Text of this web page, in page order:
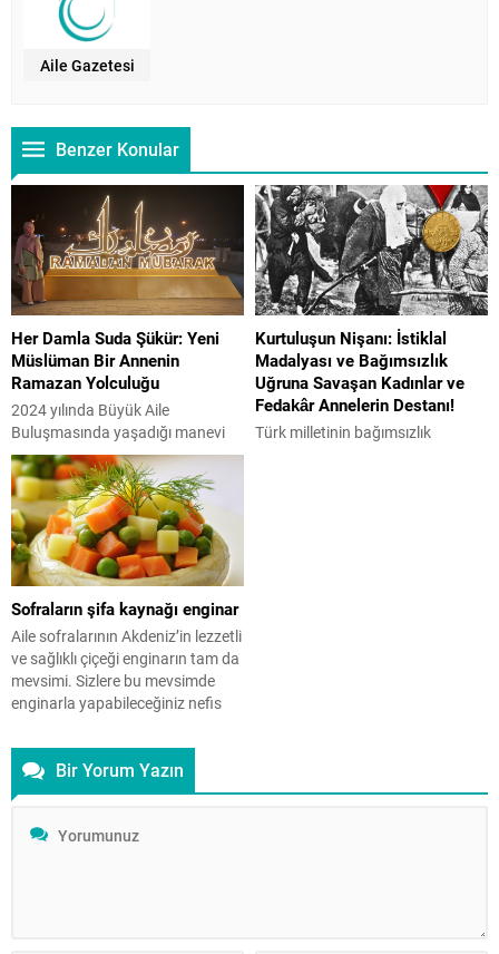
Aile Gazetesi
Benzer Konular
Her Damla Suda Şükür: Yeni
Müslüman Bir Annenin
Ramazan Yolculuğu
2024 yılında Büyük Aile
Buluşmasında yaşadığı manevi
dönüşüm sürecini anlatan Macar
aktivist Reka Szilagyi, Ramazan
ayı ve orucun hayatındaki
anlamını, aile bağları üzerindeki
etkisini Aile Gazetesi’ne anlattı.
“Ramazan Bize Her Damla Suda,
Her Nefeste Allah’a Şükretmeyi
Öğretir” Müslüman olmadan önce
Ramazan ve oruç hakkında ne
düşünüyordunuz? Şimdi, sizin için
ne...
Kurtuluşun Nişanı: İstiklal
Madalyası ve Bağımsızlık
Uğruna Savaşan Kadınlar ve
Fedakâr Annelerin Destanı!
Türk milletinin bağımsızlık
Sofraların şifa kaynağı enginar
Aile sofralarının Akdeniz’in lezzetli
ve sağlıklı çiçeği enginarın tam da
mevsimi. Sizlere bu mevsimde
enginarla yapabileceğiniz nefis
sunuyoruz. Akdeniz’in lezzetli ve
sağlıklı çiçeği enginarın mevsimi
geldi de geçiyor bile. Eski
gençlik ve güzellik için kadınların
Bir Yorum Yazın